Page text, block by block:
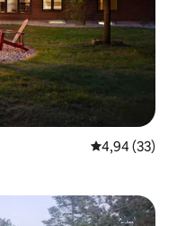
Priemerné
4,94 (33)